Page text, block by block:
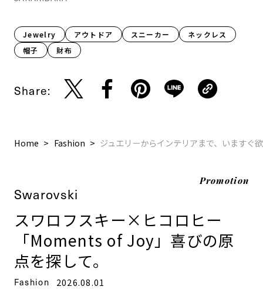
Jewelry アウトドア スニーカー
ネックレス
帽子
財布
Share:
Home Fashion ジュエリーからインテリアまで、いますぐ
Promotion
Swarovski
スワロフスキー×ヒコロヒー
「Moments of Joy」喜びの原
点を探して。
Fashion 2026.08.01